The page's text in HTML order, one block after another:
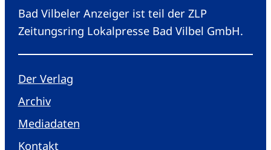
Bad Vilbeler Anzeiger ist teil der ZLP
Zeitungsring Lokalpresse Bad Vilbel GmbH.
Der Verlag
Archiv
Mediadaten
Kontakt